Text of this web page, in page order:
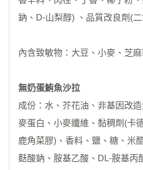
鈉、D-山梨醇) 、品質改良劑(
內含致敏物：大豆、小麥、芝
無奶蛋鮪魚沙拉
成份：水、芥花油、非基因改
麥蛋白、小麥纖維、黏稠劑(卡
鹿角菜膠)、香料、鹽、糖、米
麩酸鈉、胺基乙酸、DL-胺基丙